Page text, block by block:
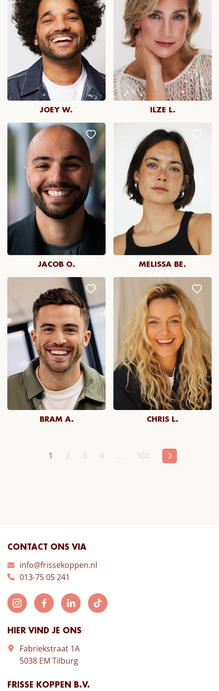
JOEY W. ILZE L.
JACOB O. MELISSA BE.
BRAM A. CHRIS L.
1
CONTACT ONS VIA
info@frissekoppen.nl
013-75 05 241
HIER VIND JE ONS
Fabriekstraat 1A
5038 EM Tilburg
FRISSE KOPPEN B.V.